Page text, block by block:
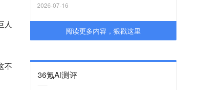
人
不
2026-07-16
阅读更多内容，狠戳这里
36氪AI测评